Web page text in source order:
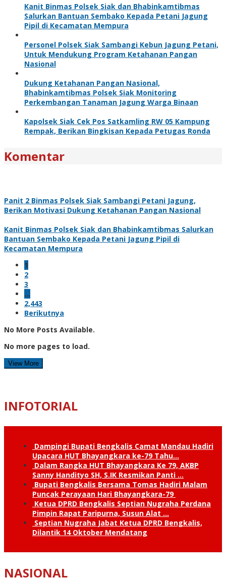
Kanit Binmas Polsek Siak dan Bhabinkamtibmas
Salurkan Bantuan Sembako Kepada Petani Jagung
Pipil di Kecamatan Mempura
Personel Polsek Siak Sambangi Kebun Jagung Petani,
Untuk Mendukung Program Ketahanan Pangan
Nasional
Dukung Ketahanan Pangan Nasional,
Bhabinkamtibmas Polsek Siak Monitoring
Perkembangan Tanaman Jagung Warga Binaan
Kapolsek Siak Cek Pos Satkamling RW 05 Kampung
Rempak, Berikan Bingkisan Kepada Petugas Ronda
Komentar
Panit 2 Binmas Polsek Siak Sambangi Petani Jagung,
Berikan Motivasi Dukung Ketahanan Pangan Nasional
Kanit Binmas Polsek Siak dan Bhabinkamtibmas Salurkan
Bantuan Sembako Kepada Petani Jagung Pipil di
Kecamatan Mempura
1
2
3
…
2,443
Berikutnya
No More Posts Available.
No more pages to load.
View More
INFOTORIAL
Dampingi Bupati Bengkalis Camat Mandau Hadiri
Upacara HUT Bhayangkara ke-79 Tahu…
Dalam Rangka HUT Bhayangkara Ke 79, AKBP
Sanny Handityo SH, S.IK Resmikan Panti …
Bupati Bengkalis Bersama Tomas Hadiri Malam
Puncak Perayaan Hari Bhayangkara-79
Ketua DPRD Bengkalis Septian Nugraha Perdana
Pimpin Rapat Paripurna, Susun Alat …
Septian Nugraha Jabat Ketua DPRD Bengkalis,
Dilantik 14 Oktober Mendatang
NASIONAL